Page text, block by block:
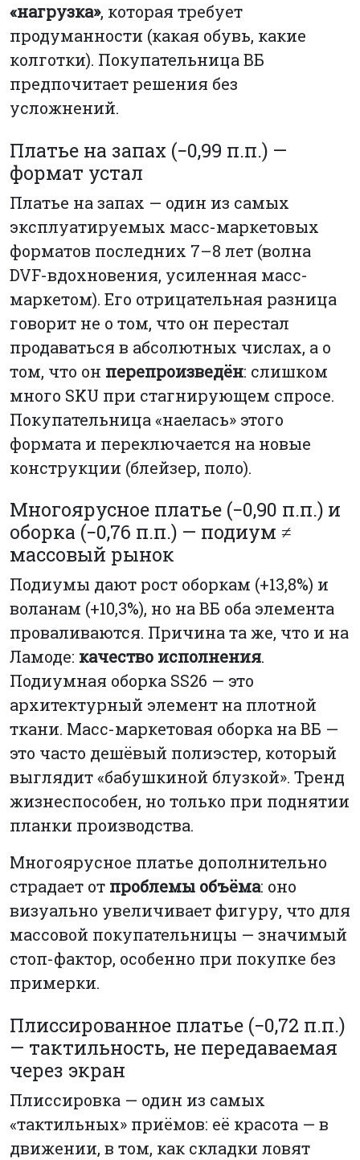
«нагрузка», которая требует
продуманности (какая обувь, какие
колготки). Покупательница ВБ
предпочитает решения без
усложнений.
Платье на запах (−0,99 п.п.) —
формат устал
Платье на запах — один из самых
эксплуатируемых масс-маркетовых
форматов последних 7–8 лет (волна
DVF-вдохновения, усиленная масс-
маркетом). Его отрицательная разница
говорит не о том, что он перестал
продаваться в абсолютных числах, а о
том, что он перепроизведён: слишком
много SKU при стагнирующем спросе.
Покупательница «наелась» этого
формата и переключается на новые
конструкции (блейзер, поло).
Многоярусное платье (−0,90 п.п.) и
оборка (−0,76 п.п.) — подиум ≠
массовый рынок
Подиумы дают рост оборкам (+13,8%) и
воланам (+10,3%), но на ВБ оба элемента
проваливаются. Причина та же, что и на
Ламоде: качество исполнения.
Подиумная оборка SS26 — это
архитектурный элемент на плотной
ткани. Масс-маркетовая оборка на ВБ —
это часто дешёвый полиэстер, который
выглядит «бабушкиной блузкой». Тренд
жизнеспособен, но только при поднятии
планки производства.
Многоярусное платье дополнительно
страдает от проблемы объёма: оно
визуально увеличивает фигуру, что для
массовой покупательницы — значимый
стоп-фактор, особенно при покупке без
примерки.
Плиссированное платье (−0,72 п.п.)
— тактильность, не передаваемая
через экран
Плиссировка — один из самых
«тактильных» приёмов: её красота — в
движении, в том, как складки ловят